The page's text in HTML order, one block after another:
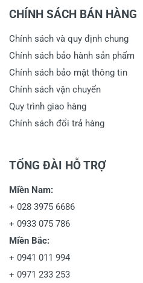
CHÍNH SÁCH BÁN HÀNG
Chính sách và quy định chung
Chính sách bảo hành sản phẩm
Chính sách bảo mật thông tin
Chính sách vận chuyển
Quy trình giao hàng
Chính sách đổi trả hàng
TỔNG ĐÀI HỖ TRỢ
Miền Nam:
+ 028 3975 6686
+ 0933 075 786
Miền Bắc:
+ 0941 011 994
+ 0971 233 253